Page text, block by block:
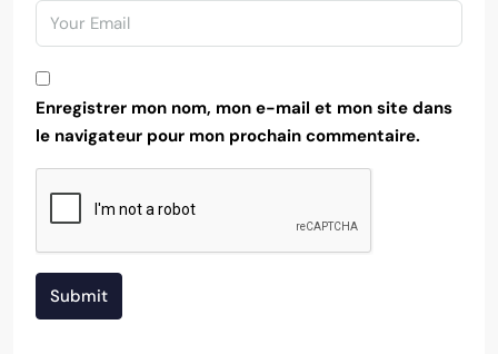
Enregistrer mon nom, mon e-mail et mon site dans
le navigateur pour mon prochain commentaire.
Submit